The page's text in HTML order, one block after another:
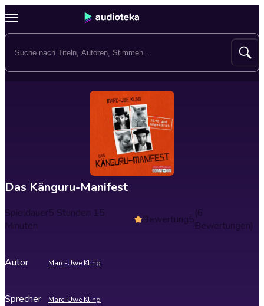
Das Känguru-Manifest
Spieldauer5 Stunden 15
Minuten
Bewertung5(6
Bewertungen)
Autor Marc-Uwe Kling
Sprecher Marc-Uwe Kling